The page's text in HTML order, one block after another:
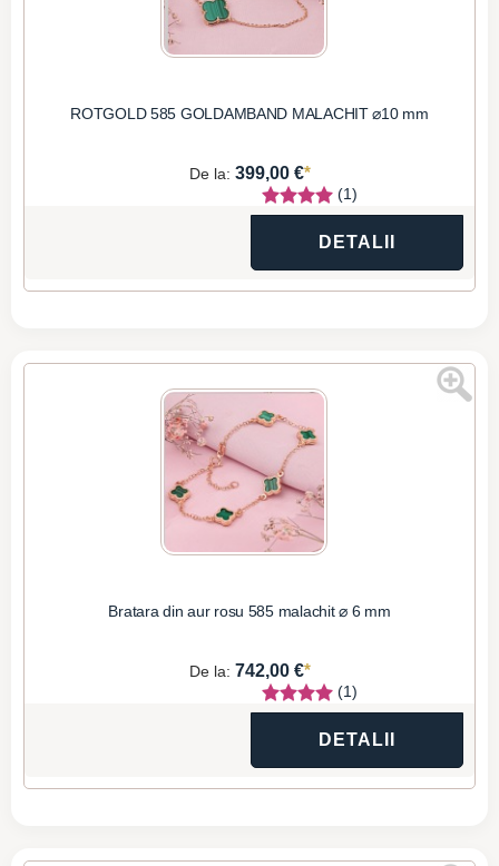
ROTGOLD 585 GOLDAMBAND MALACHIT ⌀10 mm
De la: 399,00 €*
(1)
DETALII
Bratara din aur rosu 585 malachit ⌀ 6 mm
De la: 742,00 €*
(1)
DETALII